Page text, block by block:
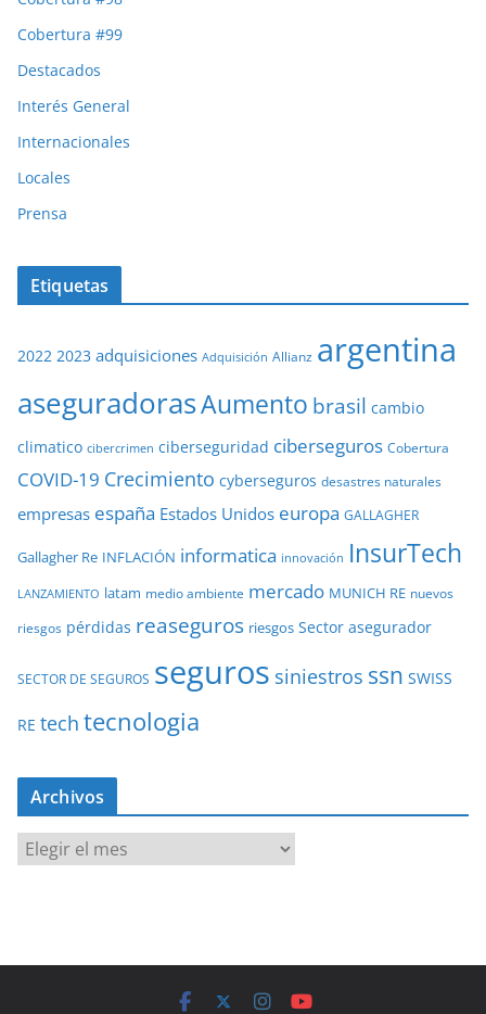
Cobertura #99
Destacados
Interés General
Internacionales
Locales
Prensa
Etiquetas
2022 2023 adquisiciones Adquisición Allianz argentina
aseguradorasAumento brasil cambio
climatico cibercrimen ciberseguridad ciberseguros Cobertura
COVID-19 Crecimiento cyberseguros desastres naturales
empresas españa Estados Unidos europa GALLAGHER
Gallagher Re INFLACIÓN informatica innovación InsurTech
LANZAMIENTO latam medio ambiente mercado MUNICH RE nuevos
riesgos pérdidas reaseguros riesgos Sector asegurador
SECTOR DE SEGUROS seguros siniestros ssn SWISS
RE tech tecnologia
Archivos